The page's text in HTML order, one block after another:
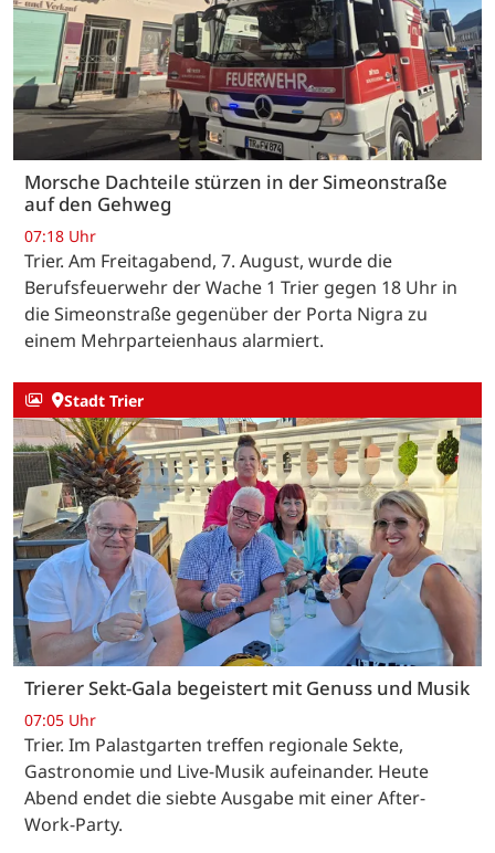
Morsche Dachteile stürzen in der Simeonstraße
auf den Gehweg
07:18 Uhr
Trier. Am Freitagabend, 7. August, wurde die
Berufsfeuerwehr der Wache 1 Trier gegen 18 Uhr in
die Simeonstraße gegenüber der Porta Nigra zu
einem Mehrparteienhaus alarmiert.
Stadt Trier
Trierer Sekt-Gala begeistert mit Genuss und Musik
07:05 Uhr
Trier. Im Palastgarten treffen regionale Sekte,
Gastronomie und Live-Musik aufeinander. Heute
Abend endet die siebte Ausgabe mit einer After-
Work-Party.